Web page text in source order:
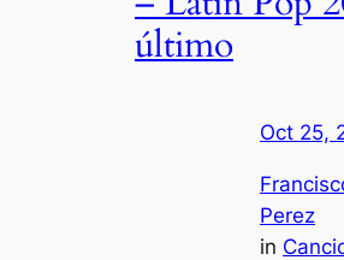
último
Oct 25,
Perez
in